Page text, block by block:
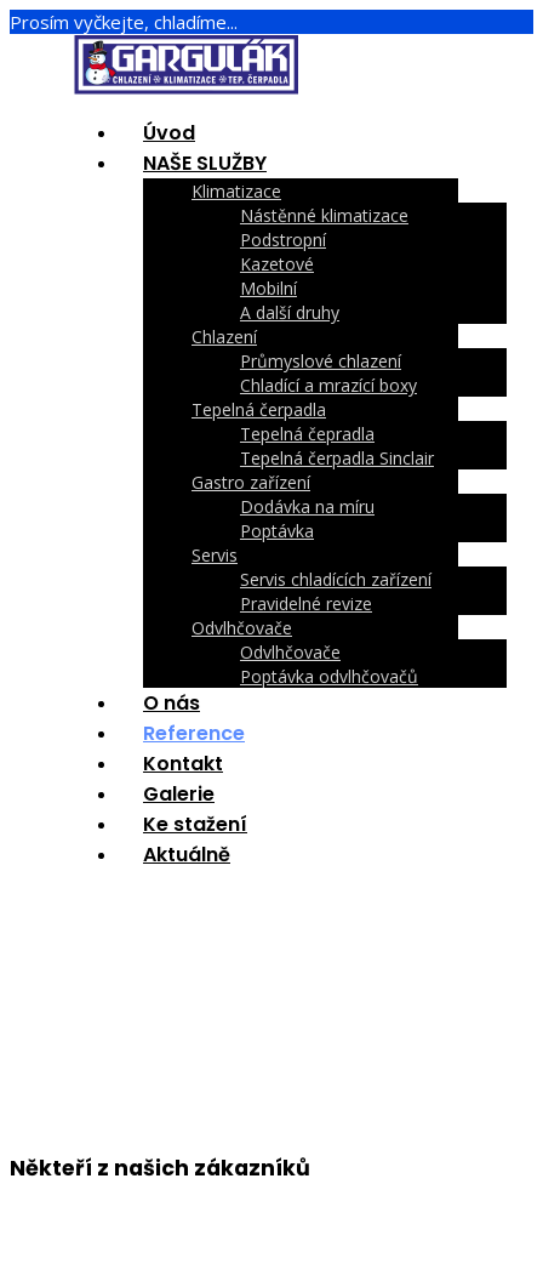
Prosím vyčkejte, chladíme...
Úvod
NAŠE SLUŽBY
Klimatizace
Nástěnné klimatizace
Podstropní
Kazetové
Mobilní
A další druhy
Chlazení
Průmyslové chlazení
Chladící a mrazící boxy
Tepelná čerpadla
Tepelná čepradla
Tepelná čerpadla Sinclair
Gastro zařízení
Dodávka na míru
Poptávka
Servis
Servis chladících zařízení
Pravidelné revize
Odvlhčovače
Odvlhčovače
Poptávka odvlhčovačů
O nás
Reference
Kontakt
Galerie
Ke stažení
Aktuálně
Někteří z našich zákazníků